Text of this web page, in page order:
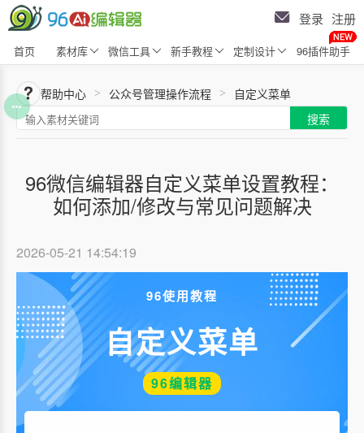
首页 素材库 微信工具 新手教程 定制设计 96插件助手
登录 注册
帮助中心 > 公众号管理操作流程 >
自定义菜单
搜索
96微信编辑器自定义菜单设置教程：
如何添加/修改与常见问题解决
2026-05-21 14:54:19
96使用教程
自定义菜单
96编辑器